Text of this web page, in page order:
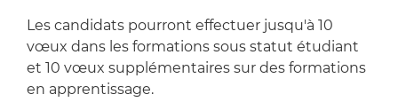
Les candidats pourront effectuer jusqu'à 10
vœux dans les formations sous statut étudiant
et 10 vœux supplémentaires sur des formations
en apprentissage.